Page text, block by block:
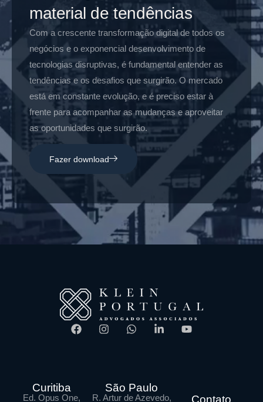
material de tendências
Com a crescente transformação digital de todos os
negócios e o exponencial desenvolvimento de
tecnologias disruptivas, é fundamental entender as
tendências e os desafios que surgirão. O mercado
está em constante evolução, e é preciso estar à
frente para acompanhar as mudanças e aproveitar
as oportunidades que surgirão.
Fazer download
Curitiba
Ed. Opus One,
São Paulo
R. Artur de Azevedo,
Contato